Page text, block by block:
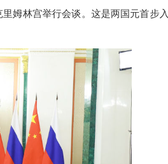
姆林宫举行会谈。这是两国元首步入